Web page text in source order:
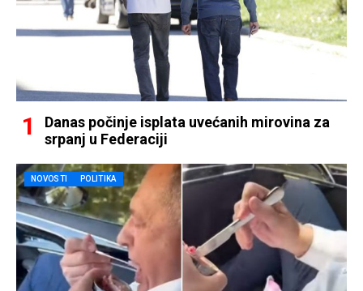
Danas počinje isplata uvećanih mirovina za
srpanj u Federaciji
NOVOSTI POLITIKA